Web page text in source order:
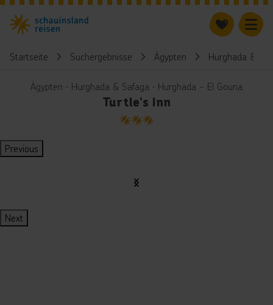
Startseite Suchergebnisse Ägypten Hurghada &
Ägypten ∙ Hurghada & Safaga ∙ Hurghada - El Gouna
Turtle's Inn
3
Previous
Next